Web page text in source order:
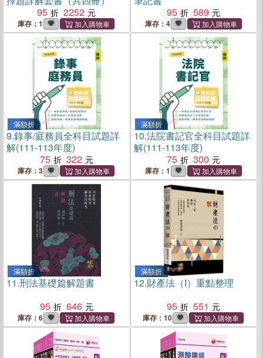
95
2252
庫存：1
95
589
庫存：4
滿額折
9.錄事/庭務員全科目試題詳
解(111-113年度)
75
322
庫存：3
滿額折
10.法院書記官全科目試題詳
解(111-113年度)
75
300
庫存：1
滿額折
11.刑法基礎篇解題書
95
646
庫存：6
滿額折
12.財產法（I）重點整理
95
551
庫存：10